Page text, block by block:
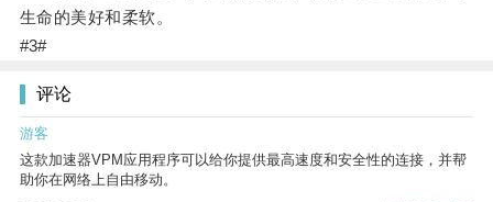
生命的美好和柔软。
#3#
评论
游客
这款加速器VPM应用程序可以给你提供最高速度和安全性的连接，并帮
助你在网络上自由移动。